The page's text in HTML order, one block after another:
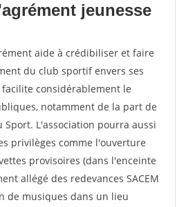
jeunesse
aide à crédibiliser et faire
du club sportif envers ses
considérablement le
notamment de la part de
Sport. L'association pourra aussi
privilèges comme l'ouverture
provisoires (dans l'enceinte
allégé des redevances SACEM
de musiques dans un lieu